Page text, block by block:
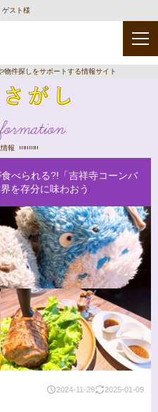
ゲスト様
件探しをサポートする情報サイト
報
べられる?!「吉祥寺コーンバ
を存分に味わおう
2024-11-29 2025-01-09